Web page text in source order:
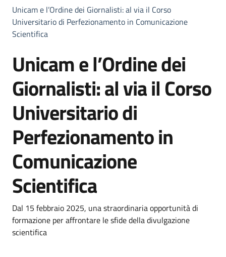
Unicam e l’Ordine dei Giornalisti: al via il Corso
Universitario di Perfezionamento in Comunicazione
Scientifica
Unicam e l’Ordine dei
Giornalisti: al via il Corso
Universitario di
Perfezionamento in
Comunicazione
Scientifica
Dal 15 febbraio 2025, una straordinaria opportunità di
formazione per affrontare le sfide della divulgazione
scientifica